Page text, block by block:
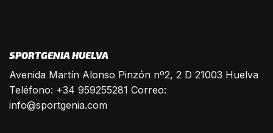
SPORTGENIA HUELVA
Avenida Martín Alonso Pinzón nº2, 2 D 21003 Huelva
Teléfono: +34 959255281 Correo:
info@sportgenia.com